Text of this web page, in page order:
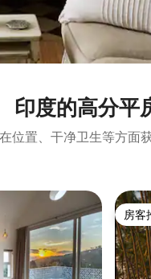
印度的高分平
位置、干净卫生等方面
房客
房客